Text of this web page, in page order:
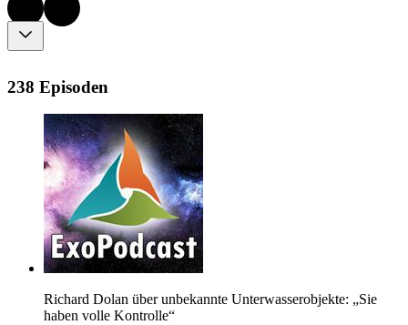
238 Episoden
Richard Dolan über unbekannte Unterwasserobjekte: „Sie
haben volle Kontrolle“